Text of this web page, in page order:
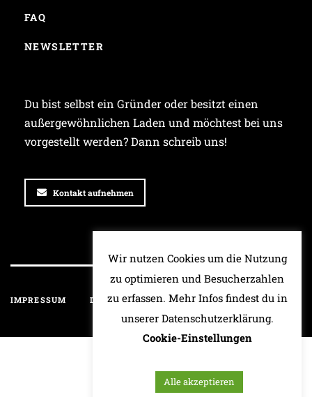
FAQ
NEWSLETTER
Du bist selbst ein Gründer oder besitzt einen
außergewöhnlichen Laden und möchtest bei uns
vorgestellt werden? Dann schreib uns!
Kontakt aufnehmen
IMPRESSUM DATENSCHUTZ HAFTUNGSAUSSCHLUSS
Wir nutzen Cookies um die Nutzung
zu optimieren und Besucherzahlen
zu erfassen. Mehr Infos findest du in
unserer Datenschutzerklärung.
Cookie-Einstellungen
Alle akzeptieren